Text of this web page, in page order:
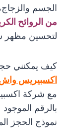
الجسم
من الروائح
لتحسين مظهر
كيف يمكنني
اكسبيريس واش
مع شركة
بالرقم
نموذج الحجز